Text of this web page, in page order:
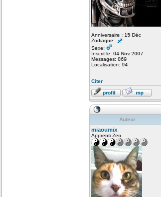
Anniversaire : 15 Déc
Zodiaque:
Sexe:
Inscrit le: 04 Nov 2007
Messages: 869
Localisation: 94
Citer
Auteur
miaoumix
Apprenti Zen